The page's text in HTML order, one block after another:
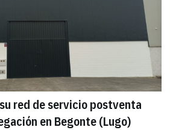
red de servicio postventa
en Begonte (Lugo)